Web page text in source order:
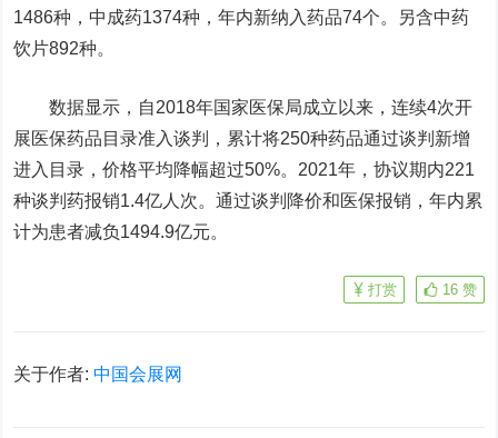
1486种，中成药1374种，年内新纳入药品74个。另含中药
饮片892种。
数据显示，自2018年国家医保局成立以来，连续4次开
展医保药品目录准入谈判，累计将250种药品通过谈判新增
进入目录，价格平均降幅超过50%。2021年，协议期内221
种谈判药报销1.4亿人次。通过谈判降价和医保报销，年内累
计为患者减负1494.9亿元。
16 赞
打赏
关于作者:中国会展网